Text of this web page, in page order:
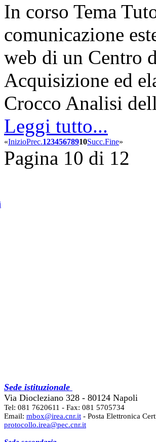
In corso Tema
comunicazione
web di un Centro
Acquisizione ed
Crocco Analisi
Leggi tutto...
«InizioPrec.12345678910Succ.Fine»
Pagina 10 di 12
Sede istituzionale
Via Diocleziano 328 - 80124 Napoli
Tel: 081 7620611 - Fax: 081 5705734
Email: mbox@irea.cnr.it - Posta Elettronica
protocollo.irea@pec.cnr.it